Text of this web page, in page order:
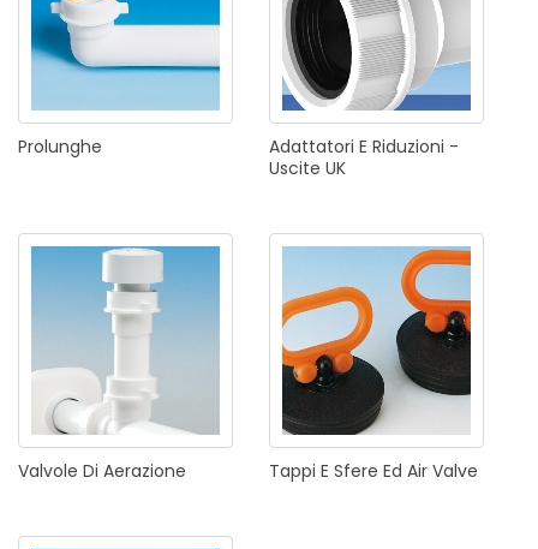
Prolunghe Adattatori E Riduzioni -
Uscite UK
Valvole Di Aerazione Tappi E Sfere Ed Air Valve